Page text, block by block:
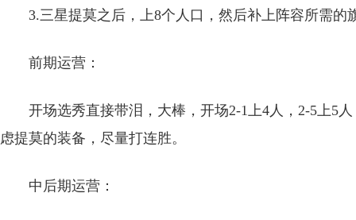
3.三星提莫之后，上8个人口，然后补上阵容所需的
前期运营：
开场选秀直接带泪，大棒，开场2-1上4人，2-5上5
虑提莫的装备，尽量打连胜。
中后期运营：